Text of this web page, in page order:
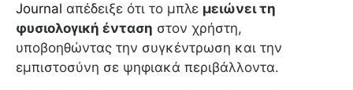
Journal απέδειξε ότι το μπλε μειώνει τη
φυσιολογική ένταση στον χρήστη,
υποβοηθώντας την συγκέντρωση και την
εμπιστοσύνη σε ψηφιακά περιβάλλοντα.